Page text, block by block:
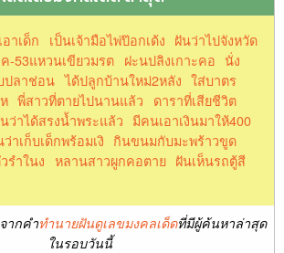
าเด็ก เป็นเจ้ามือไพ่ป๊อกเด้ง ฝันว่าไปจังหวัด
-53แหวนเขียวมรต ฝะนปลิงเกาะคอ นั่ง
ปลาช่อน ได้ปลูกบ้านใหม่2หลัง ใส่บาตร
พี่สาวที่ตายไปนานแล้ว
ดาราที่เสียชีวิต
ว่าได้สรงน้ำพระแล้ว มีคนเอาเงินมาให้400
ว่าเก็บเด็กพร้อมเงิ กินขนมกับมะพร้าวขูด
รำในง หลานสาวผูกคอตาย ฝันเห็นรถตู้สี
ากคำทำนายฝันดูเลขมงคลเด็ดที่มีผู้ค้นหาล่าสุด
ในรอบวันนี้